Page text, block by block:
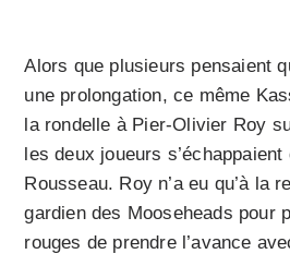
Alors que plusieurs pensaient
une prolongation, ce même
la rondelle à Pier-Olivier Roy
les deux joueurs
Rousseau. Roy n’a eu qu’à la
gardien des Mooseheads pour
rouges de prendre l’avance